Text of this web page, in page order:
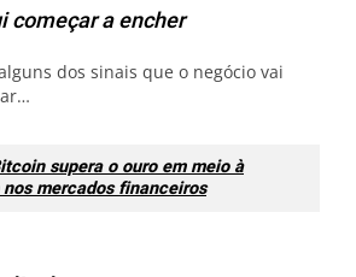
começar a encher
dos sinais que o negócio vai
supera o ouro em meio à
mercados financeiros